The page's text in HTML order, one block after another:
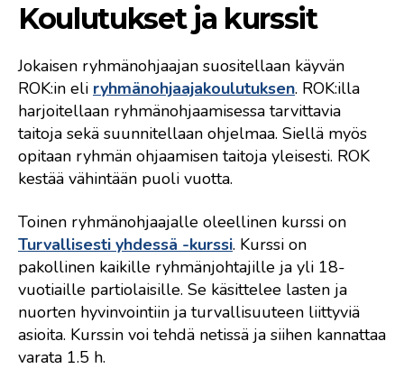
Koulutukset ja kurssit
Jokaisen ryhmänohjaajan suositellaan käyvän
ROK:in eli ryhmänohjaajakoulutuksen. ROK:illa
harjoitellaan ryhmänohjaamisessa tarvittavia
taitoja sekä suunnitellaan ohjelmaa. Siellä myös
opitaan ryhmän ohjaamisen taitoja yleisesti. ROK
kestää vähintään puoli vuotta.
Toinen ryhmänohjaajalle oleellinen kurssi on
Turvallisesti yhdessä -kurssi. Kurssi on
pakollinen kaikille ryhmänjohtajille ja yli 18-
vuotiaille partiolaisille. Se käsittelee lasten ja
nuorten hyvinvointiin ja turvallisuuteen liittyviä
asioita. Kurssin voi tehdä netissä ja siihen kannattaa
varata 1.5 h.